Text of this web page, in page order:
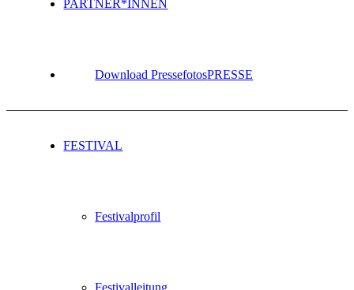
PARTNER*INNEN
PRESSE
Download Pressefotos
FESTIVAL
Festivalprofil
Festivalleitung